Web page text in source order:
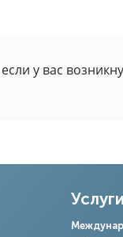
у вас
Услуги